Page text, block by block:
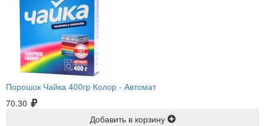
Порошок Чайка 400гр Колор - Автомат
70.30
Добавить в корзину